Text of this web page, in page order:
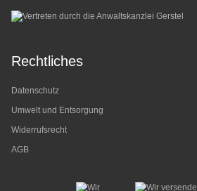
Rechtliches
Datenschutz
Umwelt und Entsorgung
Widerrufsrecht
AGB